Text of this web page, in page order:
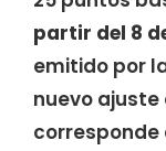
partir del 8
emitido por
nuevo
corresponde